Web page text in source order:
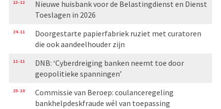
13-12
Nieuwe huisbank voor de Belastingdienst en Dienst
Toeslagen in 2026
24-11
Doorgestarte papierfabriek ruziet met curatoren
die ook aandeelhouder zijn
11-11
DNB: ‘Cyberdreiging banken neemt toe door
geopolitieke spanningen’
25-10
Commissie van Beroep: coulanceregeling
bankhelpdeskfraude wél van toepassing